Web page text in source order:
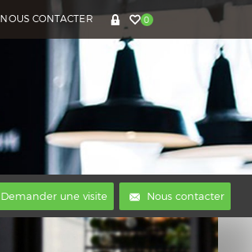
NOUS CONTACTER 0
Demander une visite Nous contacter